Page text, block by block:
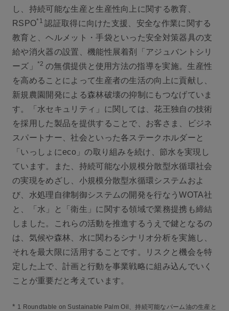
し、持続可能な生産と生産性向上に関する教育、
RSPO*1認証取得に向けた支援、安全な作業に関する
教育と、ヘルメット・手袋といった安全対策器具の支
給や消火器の設置、機能性展着剤「アジュバントシリ
ーズ」
*2 の無償提供と使用方法の指導を実施。生産性
を高めることによって生産者の生活の向上に貢献し、
新規農園開発による森林破壊の抑制にもつなげていま
す。「水セキュリティ」に関しては、花王独自の技術
を採用した製品を提供することで、お客さま、ビジネ
スパートナー、社会といった各ステークホルダーと
「いっしょにeco」の取り組みを続け、節水を実現し
ています。また、持続可能な小規模分散型水循環社会
の実現をめざし、小規模分散型水循環システムおよ
び、水処理自律制御システムの開発を行なうWOTA社
と、「水」と「衛生」に関する領域で業務提携も締結
しました。これらの活動を推進するうえで鍵となるの
は、気候や森林、水に関わるシナリオ分析を実施し、
それを最大限に活用することです。リスクと機会を特
定した上で、計画と行動を事業戦略に組み込んでいく
ことが重要だと考えています。
* 1 Roundtable on Sustainable Palm Oil、持続可能なパーム油の生産と